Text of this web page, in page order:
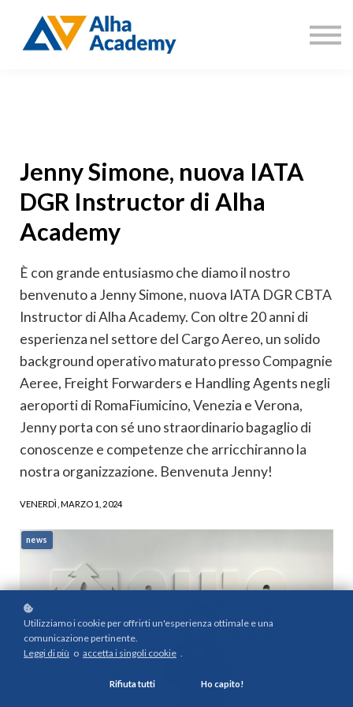
Catalogo corsi
Aree di formazione
Jenny Simone, nuova IATA
DGR Instructor di Alha
Academy
È con grande entusiasmo che diamo il nostro
benvenuto a Jenny Simone, nuova IATA DGR CBTA
Instructor di Alha Academy. Con oltre 20 anni di
esperienza nel settore del Cargo Aereo, un solido
background operativo maturato presso Compagnie
Aeree, Freight Forwarders e Handling Agents negli
aeroporti di RomaFiumicino, Venezia e Verona,
Jenny porta con sé uno straordinario bagaglio di
conoscenze e competenze che arricchiranno la
nostra organizzazione. Benvenuta Jenny!
VENERDÌ, MARZO 1, 2024
news
Utilizziamo i cookie per offrirti un'esperienza ottimale e una
comunicazione pertinente.
Leggi di più o accetta i singoli cookie .
Rifiuta tutti Ho capito!